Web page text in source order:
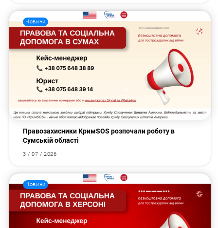
Новини
Правозахисники КримSOS розпочали роботу в
Сумській області
3 / 07 / 2026
Новини